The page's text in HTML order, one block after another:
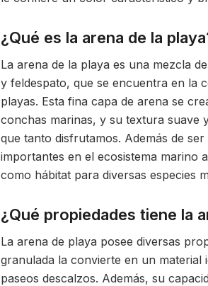
¿Qué es la arena de la
La arena de la playa es una mezcla
y feldespato, que se encuentra en la
playas. Esta fina capa de arena se
conchas marinas, y su textura suave
que tanto disfrutamos. Además de
importantes en el ecosistema
como hábitat para diversas especies
¿Qué propiedades tiene la
La arena de playa posee diversas
granulada la convierte en un
paseos descalzos. Además, su